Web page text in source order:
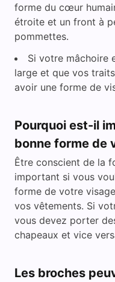
forme du cœur
étroite et un front à
pommettes.
Si votre mâchoire
large et que vos
avoir une forme de
Pourquoi est-il
bonne forme de
Être conscient de la
important si vous
forme de votre
vos vêtements. Si
vous devez porter
chapeaux et vice
Les broches